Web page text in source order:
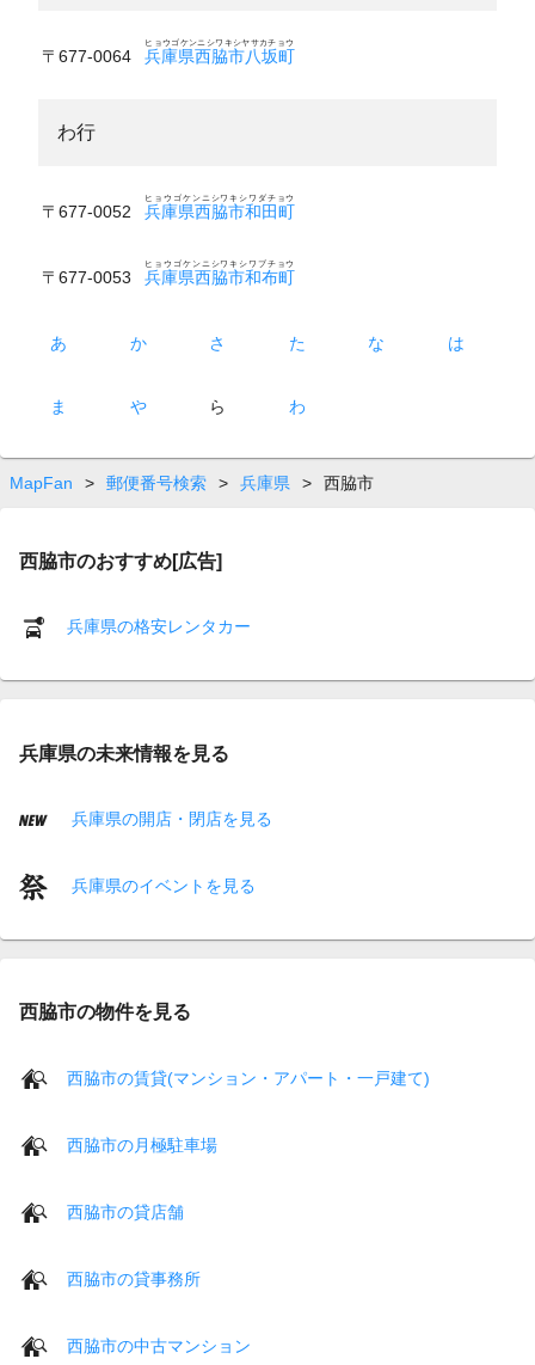
〒677-0064 兵庫県西脇市八坂町
ヒョウゴケンニシワキシヤサカチョウ
わ行
〒677-0052 兵庫県西脇市和田町
ヒョウゴケンニシワキシワダチョウ
〒677-0053 兵庫県西脇市和布町
ヒョウゴケンニシワキシワブチョウ
あ か さ た な は
ま や ら わ
MapFan > 郵便番号検索 > 兵庫県 > 西脇市
西脇市のおすすめ[広告]
兵庫県の格安レンタカー
兵庫県の未来情報を見る
兵庫県の開店・閉店を見る
兵庫県のイベントを見る
西脇市の物件を見る
西脇市の賃貸(マンション・アパート・一戸建て)
西脇市の月極駐車場
西脇市の貸店舗
西脇市の貸事務所
西脇市の中古マンション